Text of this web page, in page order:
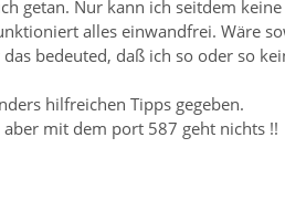
getan. Nur kann ich seitdem
alles einwandfrei. Wäre
bedeuted, daß ich so oder so
hilfreichen Tipps gegeben.
mit dem port 587 geht nichts !!